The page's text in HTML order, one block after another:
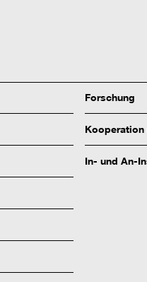
Forschung
Kooperation
In- und An-